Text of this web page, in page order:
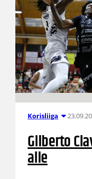
Korisliiga
Gilberto
alle